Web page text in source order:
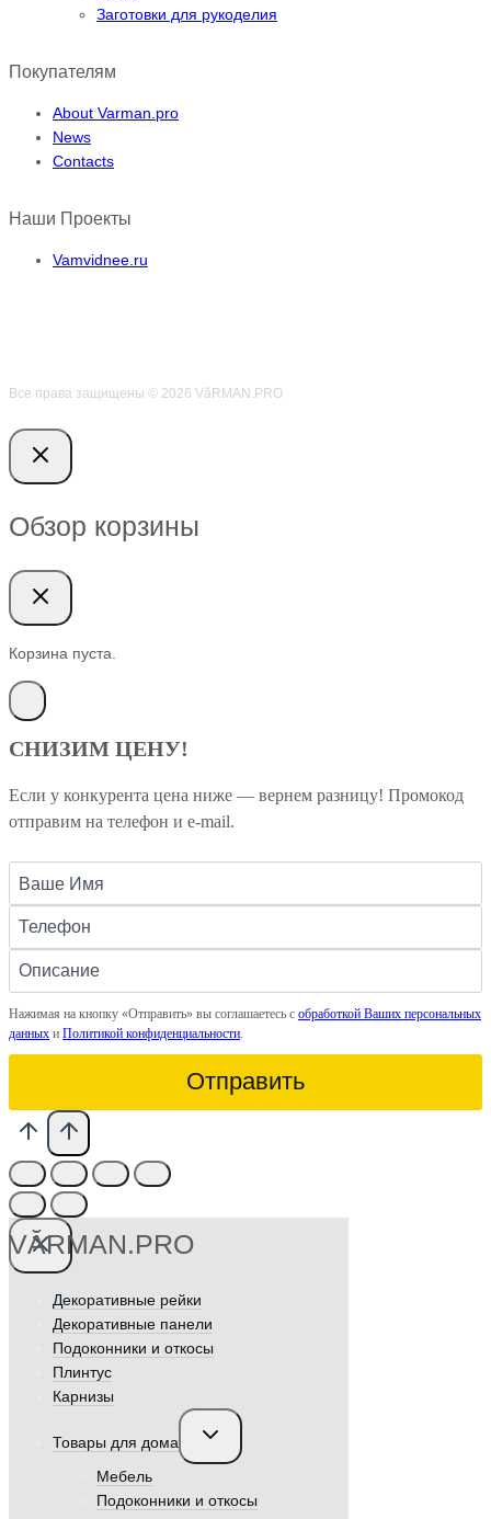
Заготовки для рукоделия
Покупателям
About Varman.pro
News
Contacts
Наши Проекты
Vamvidnee.ru
Все права защищены © 2026 VӑRMAN.PRO
Обзор корзины
Корзина пуста.
СНИЗИМ ЦЕНУ!
Если у конкурента цена ниже — вернем разницу! Промокод
отправим на телефон и e-mail.
Нажимая на кнопку «Отправить» вы соглашаетесь с обработкой Ваших персональных
данных и Политикой конфиденциальности
Отправить
VӐRMAN.PRO
Декоративные рейки
Декоративные панели
Подоконники и откосы
Плинтус
Карнизы
Товары для дома
Переключить
дочернее
Мебель
Подоконники и откосы